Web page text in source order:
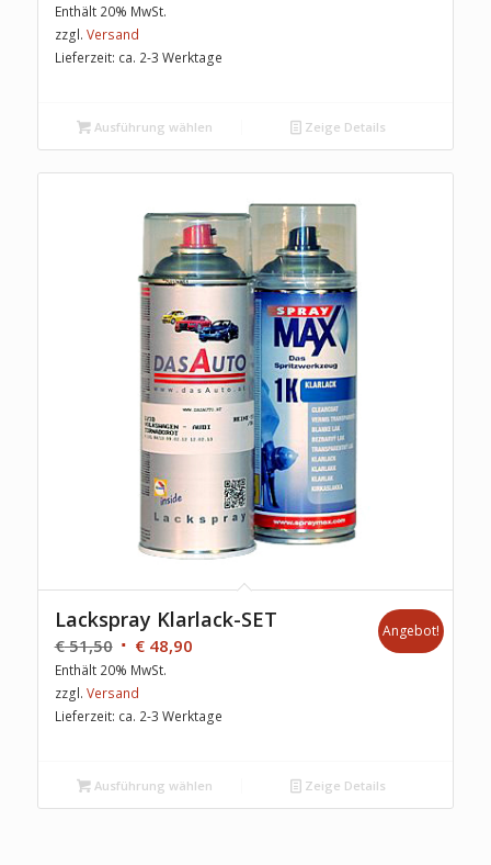
Enthält 20% MwSt.
zzgl. Versand
Lieferzeit: ca. 2-3 Werktage
Ausführung wählen Zeige Details
Lackspray Klarlack-SET
€51,50 €48,90
Enthält 20% MwSt.
zzgl. Versand
Lieferzeit: ca. 2-3 Werktage
Angebot!
Ausführung wählen Zeige Details